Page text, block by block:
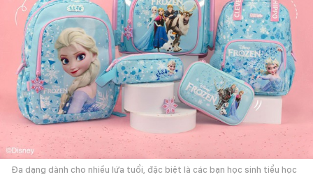
Đa dạng dành cho nhiều lứa tuổi, đặc biệt là các bạn học sinh tiểu học